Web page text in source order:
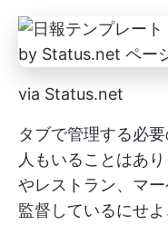
via Status.net
タブで管理する必
人もいることはあ
やレストラン、マ
監督しているにせ